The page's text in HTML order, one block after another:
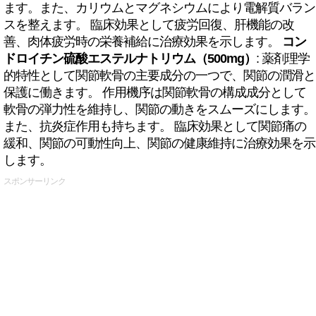
ます。また、カリウムとマグネシウムにより電解質バラン
スを整えます。 臨床効果として疲労回復、肝機能の改
善、肉体疲労時の栄養補給に治療効果を示します。 コン
ドロイチン硫酸エステルナトリウム（500mg） : 薬剤理学
的特性として関節軟骨の主要成分の一つで、関節の潤滑と
保護に働きます。 作用機序は関節軟骨の構成成分として
軟骨の弾力性を維持し、関節の動きをスムーズにします。
また、抗炎症作用も持ちます。 臨床効果として関節痛の
緩和、関節の可動性向上、関節の健康維持に治療効果を示
します。
スポンサーリンク